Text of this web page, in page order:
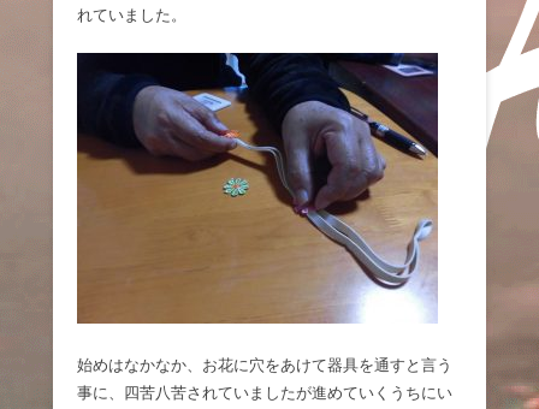
れていました。
始めはなかなか、お花に穴をあけて器具を通すと言う
事に、四苦八苦されていましたが進めていくうちにい